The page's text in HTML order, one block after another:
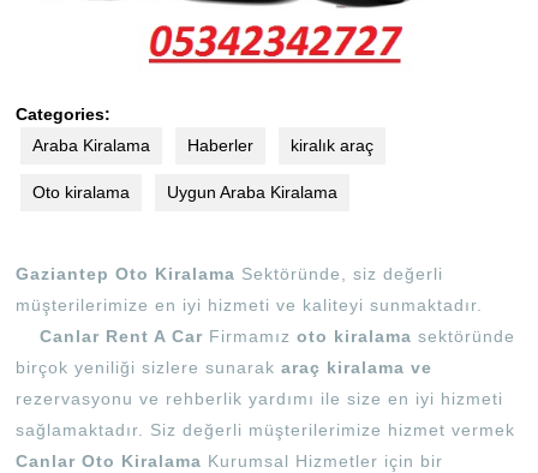
Categories:
Araba Kiralama
Haberler kiralık araç
Oto kiralama Uygun Araba Kiralama
Gaziantep Oto Kiralama Sektöründe, siz değerli
müşterilerimize en iyi hizmeti ve kaliteyi sunmaktadır.
Canlar Rent A Car Firmamızoto kiralama sektöründe
birçok yeniliği sizlere sunarakaraç kiralama ve
rezervasyonu ve rehberlik yardımı ile size en iyi hizmeti
sağlamaktadır. Siz değerli müşterilerimize hizmet vermek
Canlar Oto Kiralama Kurumsal Hizmetler için bir